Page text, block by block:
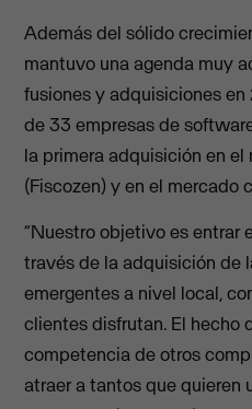
Además del sólido
mantuvo una agenda muy
fusiones y adquisiciones
de 33 empresas de
la primera adquisición en
(Fiscozen) y en el mercado
“Nuestro objetivo es entrar
través de la adquisición de
emergentes a nivel local,
clientes disfrutan. El hecho
competencia de otros
atraer a tantos que quieren